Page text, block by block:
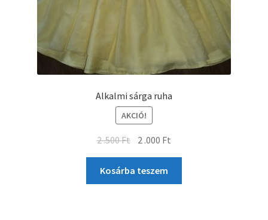
Alkalmi sárga ruha
AKCIÓ!
2 .500Ft 2 .000 Ft
Kosárba teszem